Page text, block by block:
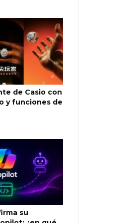
de Casio con
y funciones de
su